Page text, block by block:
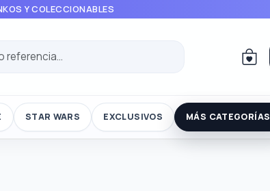
Y COLECCIONABLES
STAR WARS EXCLUSIVOS MÁS CATEGORÍAS